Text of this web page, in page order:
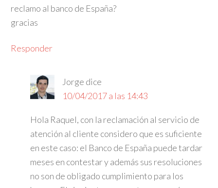
reclamo al banco de España?
gracias
Responder
Jorge dice
10/04/2017 a las 14:43
Hola Raquel, con la reclamación al servicio de
atención al cliente considero que es suficiente
en este caso: el Banco de España puede tardar
meses en contestar y además sus resoluciones
no son de obligado cumplimiento para los